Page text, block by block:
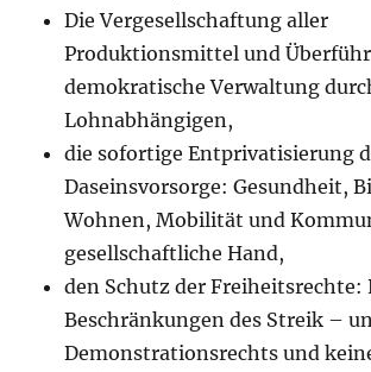
Die Vergesellschaftung aller
Produktionsmittel und
demokratische Verwaltung
Lohnabhängigen,
die sofortige Entprivatisierung
Daseinsvorsorge: Gesundheit,
Wohnen, Mobilität und
gesellschaftliche Hand,
den Schutz der Freiheitsrechte:
Beschränkungen des Streik –
Demonstrationsrechts und